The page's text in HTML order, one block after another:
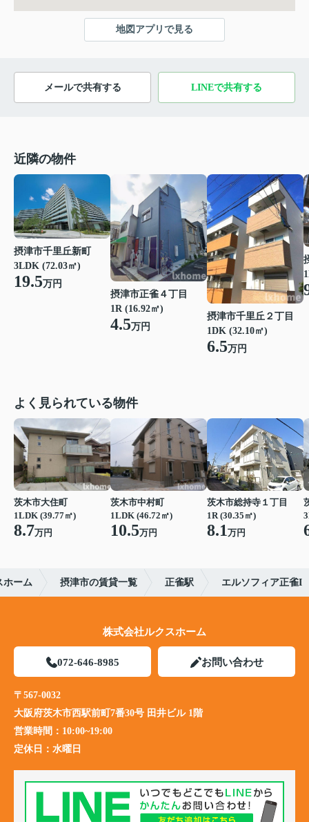
地図アプリで見る
メールで共有する LINEで共有する
近隣の物件
摂津市千里丘新町
3LDK (72.03㎡)
19.5万円
摂津市正雀４丁目
1R (16.92㎡)
4.5万円
摂津市千里丘２丁目
1DK (32.10㎡)
6.5万円
よく見られている物件
茨木市大住町
1LDK (39.77㎡)
8.7万円
茨木市中村町
1LDK (46.72㎡)
10.5万円
茨木市総持寺１丁目
1R (30.35㎡)
8.1万円
ホーム 摂津市の賃貸一覧 正雀駅 エルソフィア正雀I
株式会社ルクスホーム
072-646-8985 お問い合わせ
〒567-0032
大阪府茨木市西駅前町7番30号 田井ビル 1階
営業時間： 10:00~19:00
定休日： 水曜日